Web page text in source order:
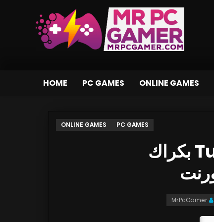
HOME PC GAMES ONLINE GAMES
ONLINE GAMES PC GAMES
تحميل لعبة Turret Terminator بكراك
MrPcGamer